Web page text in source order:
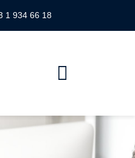
1 934 66 18